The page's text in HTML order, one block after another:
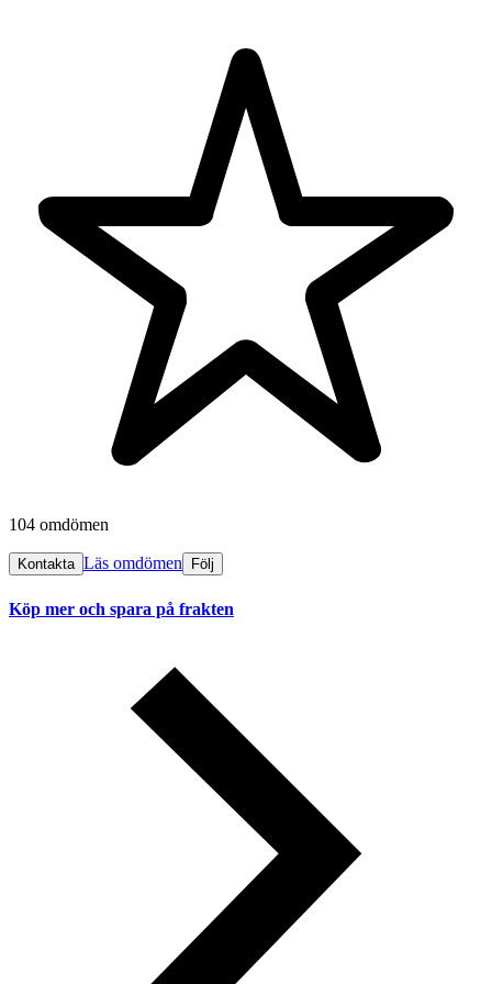
104 omdömen
Kontakta Läs omdömen Följ
Köp mer och spara på frakten